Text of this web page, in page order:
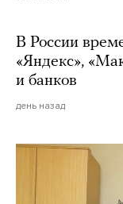
В России
«Яндекс»,
и банков
день назад